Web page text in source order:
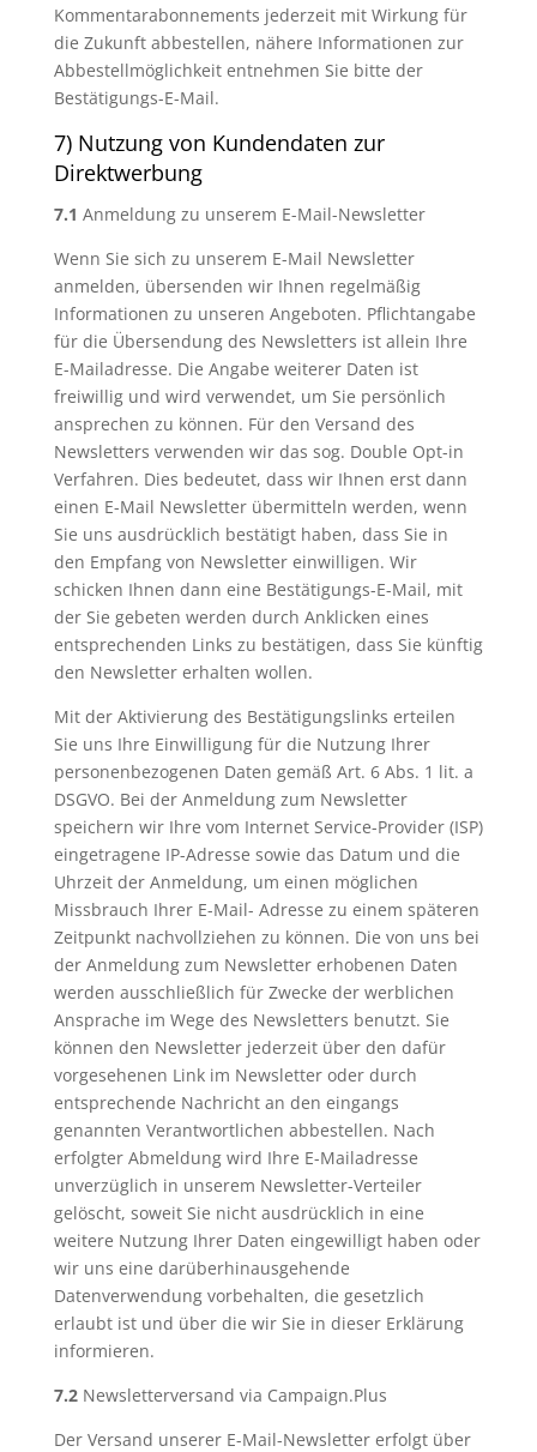
Kommentarabonnements jederzeit mit Wirkung für
die Zukunft abbestellen, nähere Informationen zur
Abbestellmöglichkeit entnehmen Sie bitte der
Bestätigungs-E-Mail.
7) Nutzung von Kundendaten zur
Direktwerbung
7.1 Anmeldung zu unserem E-Mail-Newsletter
Wenn Sie sich zu unserem E-Mail Newsletter
anmelden, übersenden wir Ihnen regelmäßig
Informationen zu unseren Angeboten. Pflichtangabe
für die Übersendung des Newsletters ist allein Ihre
E-Mailadresse. Die Angabe weiterer Daten ist
freiwillig und wird verwendet, um Sie persönlich
ansprechen zu können. Für den Versand des
Newsletters verwenden wir das sog. Double Opt-in
Verfahren. Dies bedeutet, dass wir Ihnen erst dann
einen E-Mail Newsletter übermitteln werden, wenn
Sie uns ausdrücklich bestätigt haben, dass Sie in
den Empfang von Newsletter einwilligen. Wir
schicken Ihnen dann eine Bestätigungs-E-Mail, mit
der Sie gebeten werden durch Anklicken eines
entsprechenden Links zu bestätigen, dass Sie künftig
den Newsletter erhalten wollen.
Mit der Aktivierung des Bestätigungslinks erteilen
Sie uns Ihre Einwilligung für die Nutzung Ihrer
personenbezogenen Daten gemäß Art. 6 Abs. 1 lit. a
DSGVO. Bei der Anmeldung zum Newsletter
speichern wir Ihre vom Internet Service-Provider (ISP)
eingetragene IP-Adresse sowie das Datum und die
Uhrzeit der Anmeldung, um einen möglichen
Missbrauch Ihrer E-Mail- Adresse zu einem späteren
Zeitpunkt nachvollziehen zu können. Die von uns bei
der Anmeldung zum Newsletter erhobenen Daten
werden ausschließlich für Zwecke der werblichen
Ansprache im Wege des Newsletters benutzt. Sie
können den Newsletter jederzeit über den dafür
vorgesehenen Link im Newsletter oder durch
entsprechende Nachricht an den eingangs
genannten Verantwortlichen abbestellen. Nach
erfolgter Abmeldung wird Ihre E-Mailadresse
unverzüglich in unserem Newsletter-Verteiler
gelöscht, soweit Sie nicht ausdrücklich in eine
weitere Nutzung Ihrer Daten eingewilligt haben oder
wir uns eine darüberhinausgehende
Datenverwendung vorbehalten, die gesetzlich
erlaubt ist und über die wir Sie in dieser Erklärung
informieren.
7.2Newsletterversand via Campaign.Plus
Der Versand unserer E-Mail-Newsletter erfolgt über